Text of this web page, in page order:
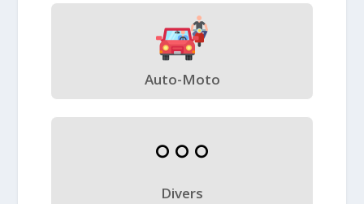
Auto-Moto
Divers